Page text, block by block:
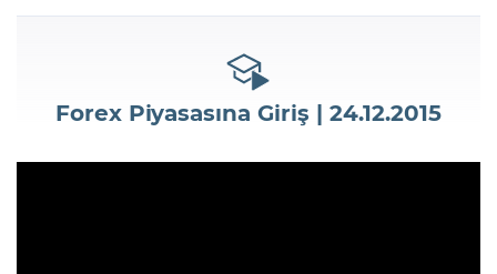
Şifreniz
Forex Piyasasına Giriş | 24.12.2015